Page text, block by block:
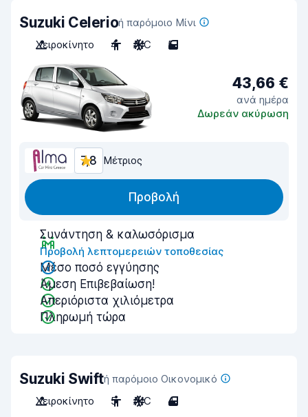
Suzuki Celerioή παρόμοιο Μίνι
Χειροκίνητο
4 A/C 5
43,66 €
ανά ημέρα
Δωρεάν ακύρωση
7,8 Μέτριος
Προβολή
Συνάντηση & καλωσόρισμα
Προβολή λεπτομερειών τοποθεσίας
Μέσο ποσό εγγύησης
Άμεση Επιβεβαίωση!
Απεριόριστα χιλιόμετρα
Πληρωμή τώρα
Suzuki Swiftή παρόμοιο Οικονομικό
Χειροκίνητο
5 A/C 4